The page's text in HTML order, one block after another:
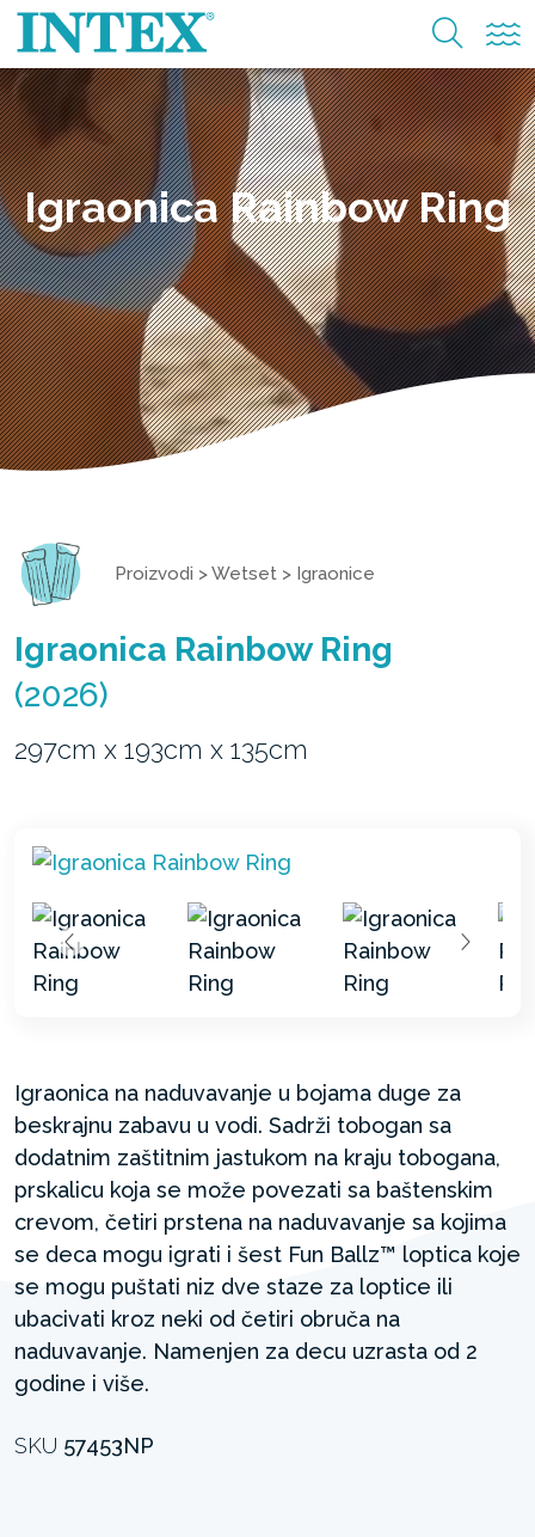
Igraonica Rainbow Ring
Proizvodi >Wetset > Igraonice
Igraonica Rainbow Ring
(2026)
297cm x 193cm x 135cm
Igraonica na naduvavanje u bojama duge za
beskrajnu zabavu u vodi. Sadrži tobogan sa
dodatnim zaštitnim jastukom na kraju tobogana,
prskalicu koja se može povezati sa baštenskim
crevom, četiri prstena na naduvavanje sa kojima
se deca mogu igrati i šest Fun Ballz™ loptica koje
se mogu puštati niz dve staze za loptice ili
ubacivati kroz neki od četiri obruča na
naduvavanje. Namenjen za decu uzrasta od 2
godine i više.
SKU 57453NP